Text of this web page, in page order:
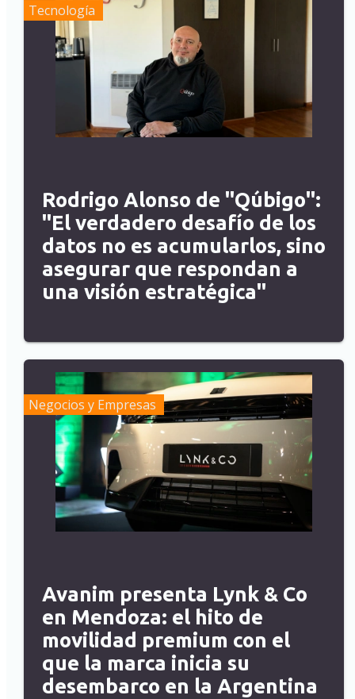
Tecnología
Rodrigo Alonso de "Qúbigo":
"El verdadero desafío de los
datos no es acumularlos, sino
asegurar que respondan a
una visión estratégica"
Negocios y Empresas
Avanim presenta Lynk & Co
en Mendoza: el hito de
movilidad premium con el
que la marca inicia su
desembarco en la Argentina